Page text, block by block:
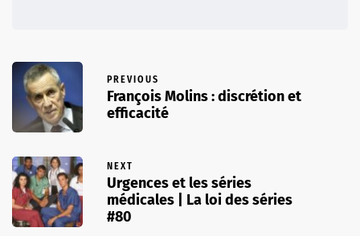
PREVIOUS
François Molins : discrétion et
efficacité
NEXT
Urgences et les séries
médicales | La loi des séries
#80